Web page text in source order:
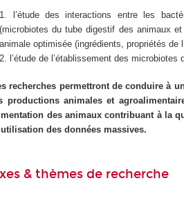
l’étude des interactions entre les
(microbiotes du tube digestif des animaux
animale optimisée (ingrédients, propriétés de
l’étude de l’établissement des
recherches permettront de conduire à
productions animales et
des animaux contribuant à la
des données massives.
& thèmes de recherche